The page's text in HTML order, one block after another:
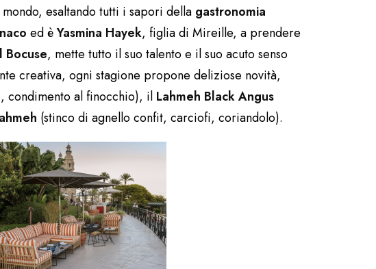
esaltando tutti i sapori della gastronomia
ed èYasmina Hayek, figlia di Mireille, a prendere
Bocuse, mette tutto il suo talento e il suo acuto senso
creativa, ogni stagione propone deliziose novità,
condimento al finocchio), il Lahmeh Black Angus
(stinco di agnello confit, carciofi, coriandolo).